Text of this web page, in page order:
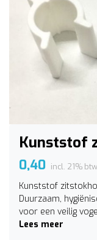
Kunststof
0,40 incl. 21% btw
Kunststof
Duurzaam,
voor een veilig
Lees meer